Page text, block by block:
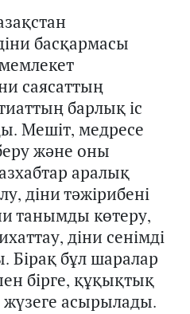
басқармасы
саясаттың
барлық іс
Мешіт, медресе
және оны
аралық
діни тәжірибені
танымды көтеру,
діни сенімді
Бірақ бұл шаралар
бірге, құқықтық
асырылады.